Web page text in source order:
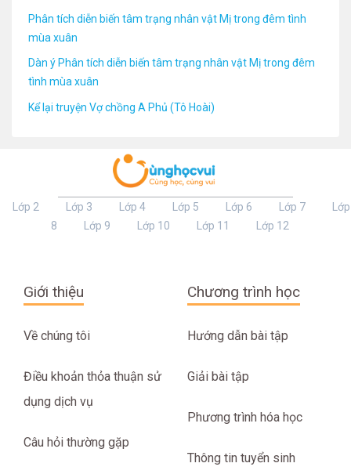
Phân tích diễn biến tâm trạng nhân vật Mị trong đêm tình
mùa xuân
Dàn ý Phân tích diễn biến tâm trạng nhân vật Mị trong đêm
tình mùa xuân
Kể lại truyện Vợ chồng A Phủ (Tô Hoài)
Lớp 2 Lớp 3 Lớp 4 Lớp 5 Lớp 6 Lớp 7
Lớp
8
Lớp 9 Lớp 10 Lớp 11 Lớp 12
Giới thiệu
Về chúng tôi
Điều khoản thỏa thuận sử
dụng dịch vụ
Câu hỏi thường gặp
Chương trình học
Hướng dẫn bài tập
Giải bài tập
Phương trình hóa học
Thông tin tuyển sinh